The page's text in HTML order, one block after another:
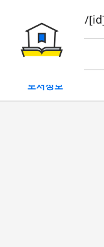
book/rent/
대여
도서정보